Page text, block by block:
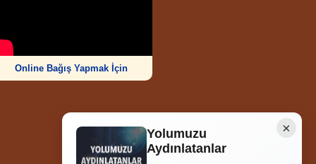
Online Bağış Yapmak İçin
Ziyaretçi Sayısı
252.009.073
×
Yolumuzu
Aydınlatanlar